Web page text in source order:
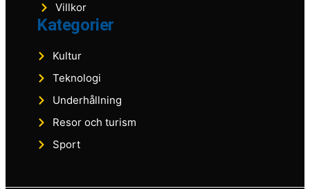
Villkor
Kategorier
Kultur
Teknologi
Underhållning
Resor och turism
Sport